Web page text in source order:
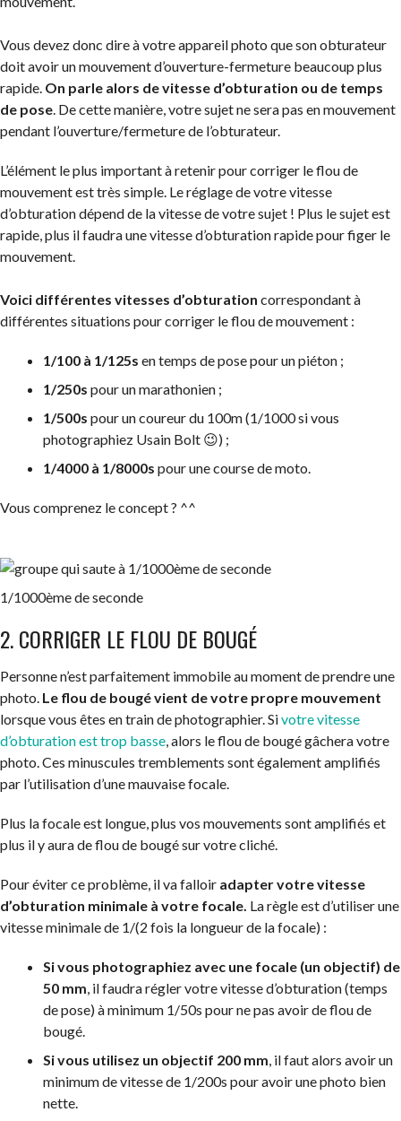
Vous devez donc dire à votre appareil photo que son obturateur
doit avoir un mouvement d’ouverture-fermeture beaucoup plus
rapide. On parle alors de vitesse d’obturation ou de temps
de pose. De cette manière, votre sujet ne sera pas en mouvement
pendant l’ouverture/fermeture de l’obturateur.
L’élément le plus important à retenir pour corriger le flou de
mouvement est très simple. Le réglage de votre vitesse
d’obturation dépend de la vitesse de votre sujet ! Plus le sujet est
rapide, plus il faudra une vitesse d’obturation rapide pour figer le
mouvement.
Voici différentes vitesses d’obturation correspondant à
différentes situations pour corriger le flou de mouvement :
1/100 à 1/125s en temps de pose pour un piéton ;
1/250s pour un marathonien ;
1/500s pour un coureur du 100m (1/1000 si vous
photographiez Usain Bolt 😉) ;
1/4000 à 1/8000s pour une course de moto.
Vous comprenez le concept ? ^^
1/1000ème de seconde
2. CORRIGER LE FLOU DE BOUGÉ
Personne n’est parfaitement immobile au moment de prendre une
photo. Le flou de bougé vient de votre propre mouvement
lorsque vous êtes en train de photographier. Sivotre vitesse
d’obturation est trop basse, alors le flou de bougé gâchera votre
photo. Ces minuscules tremblements sont également amplifiés
par l’utilisation d’une mauvaise focale.
Plus la focale est longue, plus vos mouvements sont amplifiés et
plus il y aura de flou de bougé sur votre cliché.
Pour éviter ce problème, il va falloir adapter votre vitesse
d’obturation minimale à votre focale. La règle est d’utiliser une
vitesse minimale de 1/(2 fois la longueur de la focale) :
Si vous photographiez avec une focale (un objectif) de
50 mm, il faudra régler votre vitesse d’obturation (temps
de pose) à minimum 1/50s pour ne pas avoir de flou de
bougé.
Si vous utilisez un objectif 200 mm, il faut alors avoir un
minimum de vitesse de 1/200s pour avoir une photo bien
nette.